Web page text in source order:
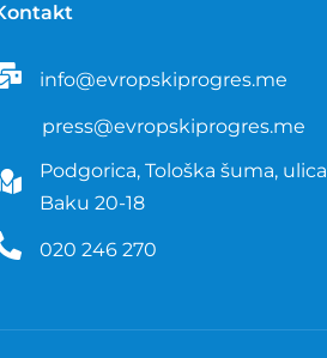
info@evropskiprogres.me
press@evropskiprogres.me
Podgorica, Tološka šuma, ulica
Baku 20-18
020 246 270